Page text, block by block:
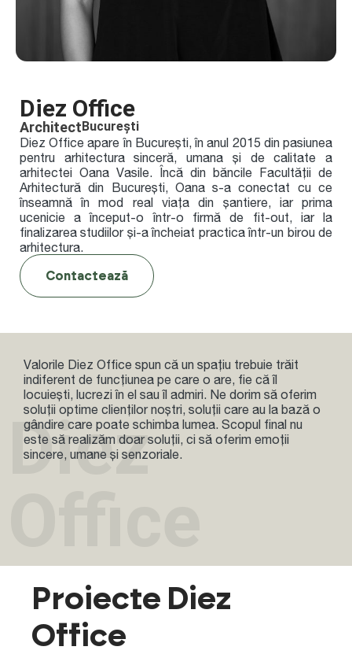
Diez Office
ArchitectBucurești
Diez Office apare în București, în anul 2015 din pasiunea
pentru arhitectura sinceră, umana și de calitate a
arhitectei Oana Vasile. Încă din băncile Facultății de
Arhitectură din București, Oana s-a conectat cu ce
înseamnă în mod real viața din șantiere, iar prima
ucenicie a început-o într-o firmă de fit-out, iar la
finalizarea studiilor și-a încheiat practica într-un birou de
arhitectura.
Contactează
Valorile Diez Office spun că un spațiu trebuie trăit
indiferent de funcțiunea pe care o are, fie că îl
locuiești, lucrezi în el sau îl admiri. Ne dorim să oferim
soluții optime clienților noștri, soluții care au la bază o
gândire care poate schimba lumea. Scopul final nu
este să realizăm doar soluții, ci să oferim emoții
sincere, umane și senzoriale.
Diez
Proiecte Diez
Office